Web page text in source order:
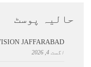
حالیہ پوسٹ
JAFFARABAD
اگست 4, 2026